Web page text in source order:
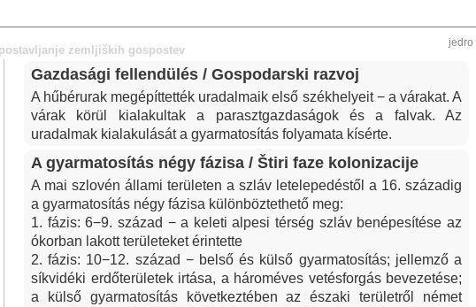
jedro
zemljiških gospostev
Gazdasági fellendülés / Gospodarski razvoj
A hűbérurak megépíttették uradalmaik első székhelyeit − a várakat. A
várak körül kialakultak a parasztgazdaságok és a falvak. Az
uradalmak kialakulását a gyarmatosítás folyamata kísérte.
A gyarmatosítás négy fázisa / Štiri faze kolonizacije
A mai szlovén állami területen a szláv letelepedéstől a 16. századig
a gyarmatosítás négy fázisa különböztethető meg:
1. fázis: 6−9. század − a keleti alpesi térség szláv benépesítése az
ókorban lakott területeket érintette
2. fázis: 10−12. század − belső és külső gyarmatosítás; jellemző a
síkvidéki erdőterületek irtása, a hároméves vetésforgás bevezetése;
a külső gyarmatosítás következtében az északi területről német